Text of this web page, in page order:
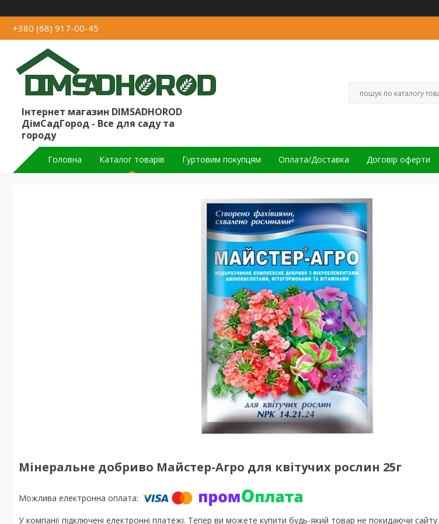
+380 (68) 917-00-45
Інтернет магазин DIMSADHOROD
ДімСадГород - Все для саду та
городу
Головна Каталог товарів Гуртовим покупцям Оплата/Доставка Договір оферти
Мінеральне добриво Майстер-Агро для квітучих рослин 25г
У компанії підключені електронні платежі. Тепер ви можете купити будь-який товар не покидаючи сайту.